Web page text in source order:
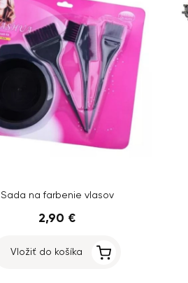
Sada na farbenie vlasov
2,90 €
Vložiť do košíka